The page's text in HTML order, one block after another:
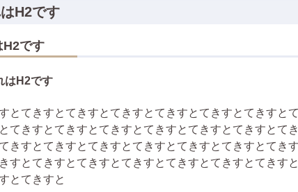
H2です
H2です
はH2です
とてきすとてきすとてきすとてきすとてきすとてきすと
てきすとてきすとてきすとてきすとてきすとてきすとて
きすとてきすとてきすとてきすとてきすとてきすとてき
すとてきすとてきすとてきすとてきすとてきすとてきす
とてきすと